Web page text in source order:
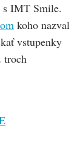
s IMT Smile.
koho nazval
vstupenky
troch